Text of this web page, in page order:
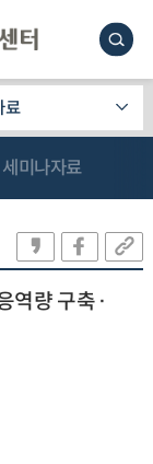
료
세미나자료
역량 구축·